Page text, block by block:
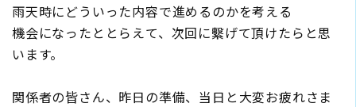
雨天時にどういった内容で進めるのかを考える
機会になったととらえて、次回に繫げて頂けたらと思
います。
関係者の皆さん、昨日の準備、当日と大変お疲れさま